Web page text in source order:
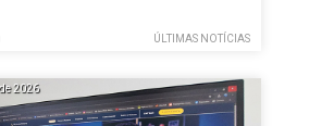
ÚLTIMAS NOTÍCIAS
2026